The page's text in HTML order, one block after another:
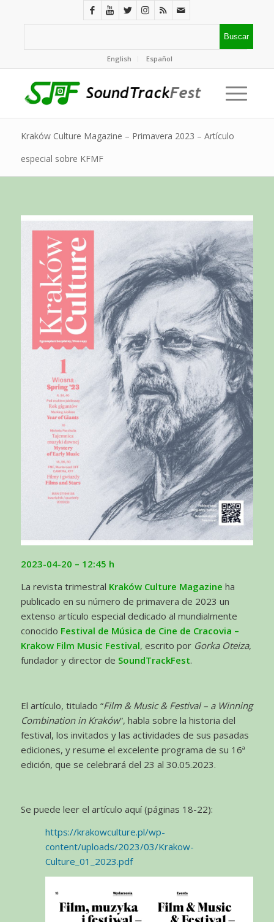
English Español
Kraków Culture Magazine – Primavera 2023 – Artículo
especial sobre KFMF
2023-04-20 – 12:45 h
La revista trimestral Kraków Culture Magazine ha
publicado en su número de primavera de 2023 un
extenso artículo especial dedicado al mundialmente
conocido Festival de Música de Cine de Cracovia –
Krakow Film Music Festival, escrito por Gorka Oteiza,
fundador y director de SoundTrackFest.
El artículo, titulado “Film & Music & Festival – a Winning
Combination in Kraków”, habla sobre la historia del
festival, los invitados y las actividades de sus pasadas
ediciones, y resume el excelente programa de su 16ª
edición, que se celebrará del 23 al 30.05.2023.
Se puede leer el artículo aquí (páginas 18-22):
https://krakowculture.pl/wp-
content/uploads/2023/03/Krakow-
Culture_01_2023.pdf